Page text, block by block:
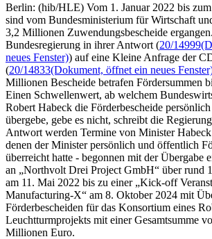
Berlin: (hib/HLE) Vom 1. Januar 2022 bis
sind vom Bundesministerium für Wirtschaft
3,2 Millionen Zuwendungsbescheide
Bundesregierung in ihrer Antwort (20/14999
neues Fenster)) auf eine Kleine Anfrage der
(20/14833(Dokument, öffnet ein neues
Millionen Bescheide betrafen Fördersummen
Einen Schwellenwert, ab welchem
Robert Habeck die Förderbescheide
übergebe, gebe es nicht, schreibt die
Antwort werden Termine von Minister
denen der Minister persönlich und öffentlich
überreicht hatte - begonnen mit der Übergabe
an „Northvolt Drei Project GmbH“ über rund
am 11. Mai 2022 bis zu einer „Kick-off
Manufacturing-X“ am 8. Oktober 2024 mit
Förderbescheiden für das Konsortium eines
Leuchtturmprojekts mit einer Gesamtsumme
Millionen Euro.